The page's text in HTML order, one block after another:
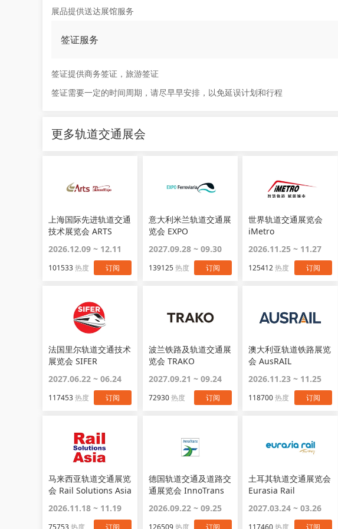
展品提供送达展馆服务
签证服务
签证提供商务签证，旅游签证
签证需要一定的时间周期，请尽早早安排，以免延误计划和行程
更多轨道交通展会
上海国际先进轨道交通
技术展览会 ARTS
2026.12.09 ~ 12.11
101533热度 订阅
意大利米兰轨道交通展
览会 EXPO
2027.09.28 ~ 09.30
139125热度 订阅
世界轨道交通展览会
iMetro
2026.11.25 ~ 11.27
125412热度 订阅
法国里尔轨道交通技术
展览会 SIFER
2027.06.22 ~ 06.24
117453热度 订阅
波兰铁路及轨道交通展
览会 TRAKO
2027.09.21 ~ 09.24
72930热度 订阅
澳大利亚轨道铁路展览
会 AusRAIL
2026.11.23 ~ 11.25
118700热度 订阅
马来西亚轨道交通展览
会 Rail Solutions Asia
2026.11.18 ~ 11.19
德国轨道交通及道路交
通展览会 InnoTrans
2026.09.22 ~ 09.25
土耳其轨道交通展览会
Eurasia Rail
2027.03.24 ~ 03.26